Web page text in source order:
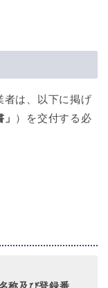
者は、以下に掲げ
）を交付する必